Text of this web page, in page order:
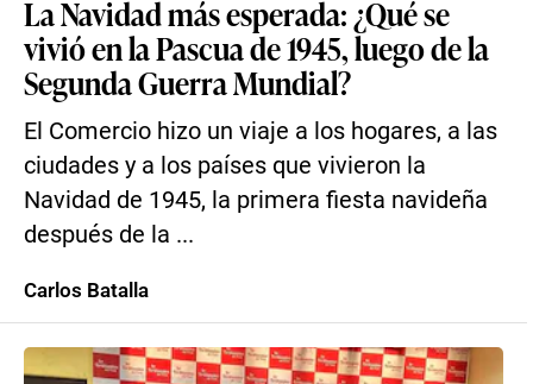
La Navidad más esperada: ¿Qué se
vivió en la Pascua de 1945, luego de la
Segunda Guerra Mundial?
El Comercio hizo un viaje a los hogares, a las
ciudades y a los países que vivieron la
Navidad de 1945, la primera fiesta navideña
después de la ...
Carlos Batalla